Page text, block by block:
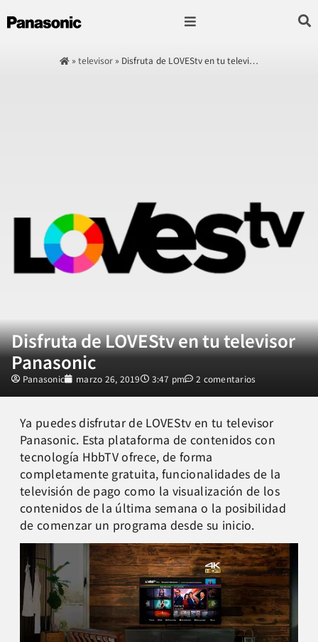
»televisor » Disfruta de LOVEStv en tu televi…
Disfruta de LOVEStv en tu televisor
Panasonic
Panasonic marzo 26, 2019 3:47 pm 2 comentarios
Ya puedes disfrutar de LOVEStv en tu televisor
Panasonic. Esta plataforma de contenidos con
tecnología HbbTV ofrece, de forma
completamente gratuita, funcionalidades de la
televisión de pago como la visualización de los
contenidos de la última semana o la posibilidad
de comenzar un programa desde su inicio.